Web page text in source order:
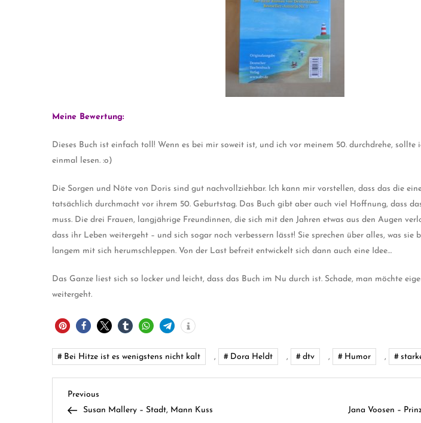
Meine Bewertung:
Dieses Buch ist einfach toll! Wenn es bei mir soweit ist, und ich vor meinem 50. durchdrehe, sollte
einmal lesen. :o)
Die Sorgen und Nöte von Doris sind gut nachvollziehbar. Ich kann mir vorstellen, dass das die
tatsächlich durchmacht vor ihrem 50. Geburtstag. Das Buch gibt aber auch viel Hoffnung, dass
muss. Die drei Frauen, langjährige Freundinnen, die sich mit den Jahren etwas aus den Augen
dass ihr Leben weitergeht – und sich sogar noch verbessern lässt! Sie sprechen über alles, was sie
langem mit sich herumschleppen. Von der Last befreit entwickelt sich dann auch eine Idee…
Das Ganze liest sich so locker und leicht, dass das Buch im Nu durch ist. Schade, man möchte
weitergeht.
Bei Hitze ist es wenigstens nicht kalt , Dora Heldt , dtv , Humor ,
B
Previous
Post
Previous
Susan Mallery – Stadt, Mann Kuss
Jana Voosen –